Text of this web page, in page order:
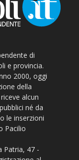
di
e provincia.
2000, oggi
della
alcun
né da
le inserzioni
Pacilio
Patria, 47 -